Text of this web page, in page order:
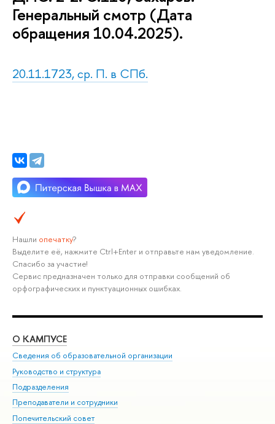
Генеральный смотр (Дата
обращения 10.04.2025).
20.11.1723, ср. П. в СПб.
Нашли опечатку?
Выделите её, нажмите Ctrl+Enter и отправьте нам уведомление.
Спасибо за участие!
Сервис предназначен только для отправки сообщений об
орфографических и пунктуационных ошибках.
О КАМПУСЕ
Сведения об образовательной организации
Руководство и структура
Подразделения
Преподаватели и сотрудники
Попечительский совет